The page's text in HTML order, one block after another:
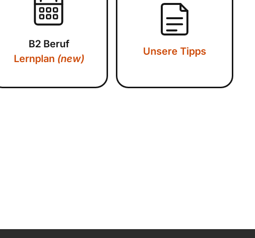
B2 Beruf
Lernplan (new)
Unsere Tipps